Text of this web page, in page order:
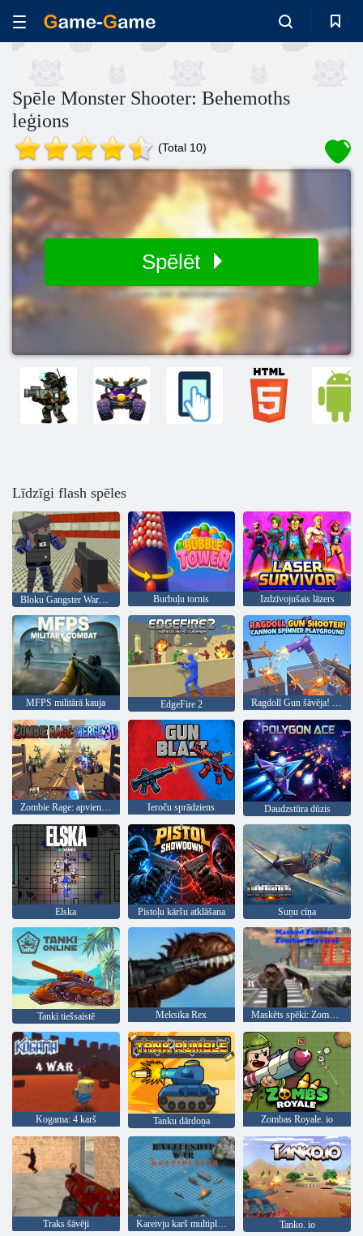
Spēle Monster Shooter: Behemoths
leģions
(Total 10)
Spēlēt
Līdzīgi flash spēles
Bloku Gangster Warfare Burbuļu tornis Izdzīvojušais lāzers
MFPS militārā kauja EdgeFire 2 Ragdoll Gun šāvēja! Lielgabalu vērpēju rotaļu laukums
Zombie Rage: apvienojiet 3D Ieroču sprādziens Daudzstūra dūzis
Elska Pistoļu kāršu atklāšana Suņu cīņa
Tanki tiešsaistē Meksika Rex Maskēts spēki: Zombie Survival
Kogama: 4 karš Tanku dārdoņa Zombas Royale. io
Traks šāvēji Kareivju karš multiplayer Tanko. io